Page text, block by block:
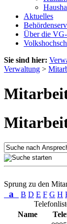
Aktuelles
Über die
Sie sind hier:
Verwaltung >
Sprung zu den
a B D E F G H
Name